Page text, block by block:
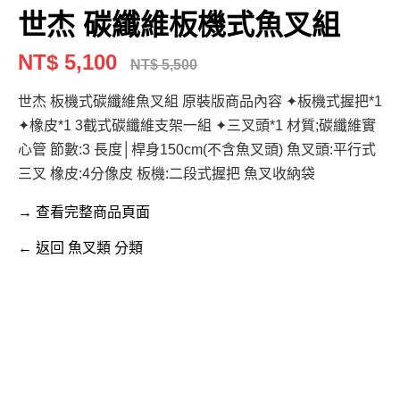
世杰 碳纖維板機式魚叉組
NT$ 5,100 NT$ 5,500
世杰 板機式碳纖維魚叉組 原裝版商品內容 ✦板機式握把*1
✦橡皮*1 3截式碳纖維支架一組 ✦三叉頭*1 材質;碳纖維實
心管 節數:3 長度│桿身150cm(不含魚叉頭) 魚叉頭:平行式
三叉 橡皮:4分像皮 板機:二段式握把 魚叉收納袋
→ 查看完整商品頁面
← 返回 魚叉類 分類